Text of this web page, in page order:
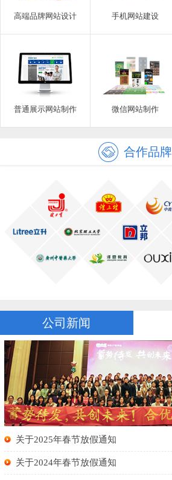
高端品牌网站设计 手机网站建设
普通展示网站制作 微信网站制作
合作品牌
公司新闻
关于2025年春节放假通知
关于2024年春节放假通知